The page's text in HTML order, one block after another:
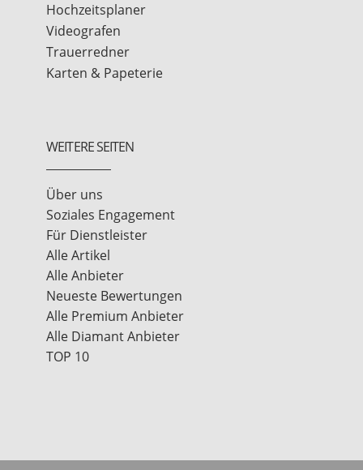
Hochzeitsplaner
Videografen
Trauerredner
Karten & Papeterie
WEITERE SEITEN
Über uns
Soziales Engagement
Für Dienstleister
Alle Artikel
Alle Anbieter
Neueste Bewertungen
Alle Premium Anbieter
Alle Diamant Anbieter
TOP 10